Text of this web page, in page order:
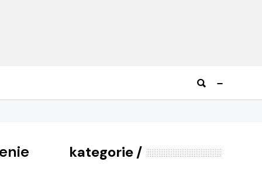
kategorie